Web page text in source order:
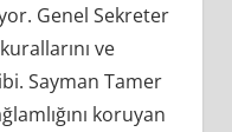
Genel Sekreter
ve
Sayman Tamer
koruyan